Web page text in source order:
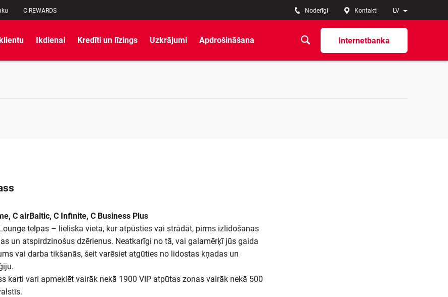
C REWARDS LV
Noderīgi Kontakti
Internetbanka
Ikdienai Kredīti un līzings Uzkrājumi Apdrošināšana
C airBaltic, C Infinite, C Business Plus
telpas – lieliska vieta, kur atpūsties vai strādāt, pirms izlidošanas
un atspirdzinošus dzērienus. Neatkarīgi no tā, vai galamērķī jūs gaida
vai darba tikšanās, šeit varēsiet atgūties no lidostas kņadas un
karti vari apmeklēt vairāk nekā 1900 VIP atpūtas zonas vairāk nekā 500